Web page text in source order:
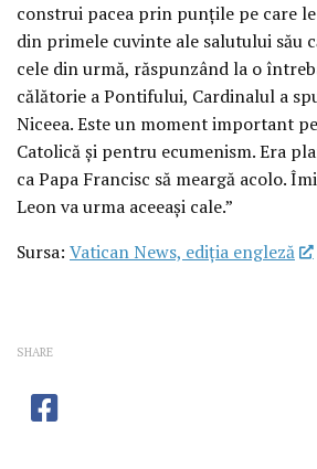
construi pacea prin punțile pe care
din primele cuvinte ale salutului său
cele din urmă, răspunzând la o
călătorie a Pontifului, Cardinalul a
Niceea. Este un moment important
Catolică și pentru ecumenism. Era
ca Papa Francisc să meargă acolo.
Leon va urma aceeași cale.”
Sursa: Vatican News, ediția engleză
SHARE